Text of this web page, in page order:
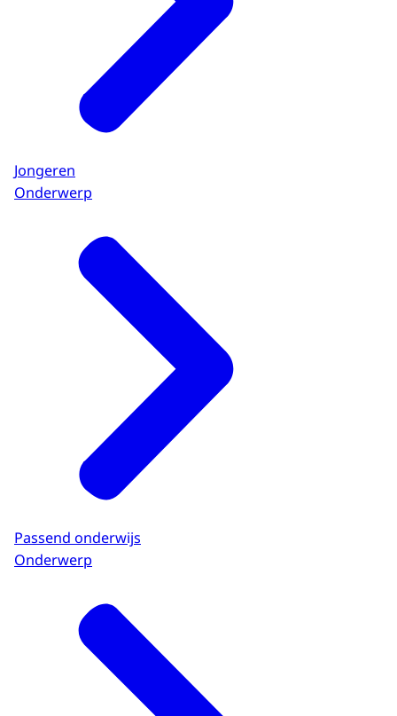
Jongeren
Onderwerp
Passend onderwijs
Onderwerp